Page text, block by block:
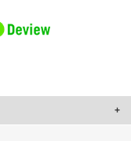
せたコンテンツや広告の